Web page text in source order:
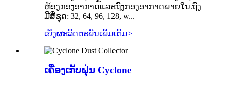
ຫ້ອງກອງອາກາດແລະຖົງກອງອາກາດພາຍໃນ.ຖົງ
ມີສີ່ຊຸດ: 32, 64, 96, 128, w...
ເບິ່ງຜະລິດຕະພັນເພີ່ມເຕີມ>
ເຄື່ອງເກັບຝຸ່ນ Cyclone